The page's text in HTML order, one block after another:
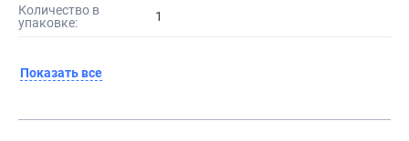
Количество в
упаковке:
1
Показать все